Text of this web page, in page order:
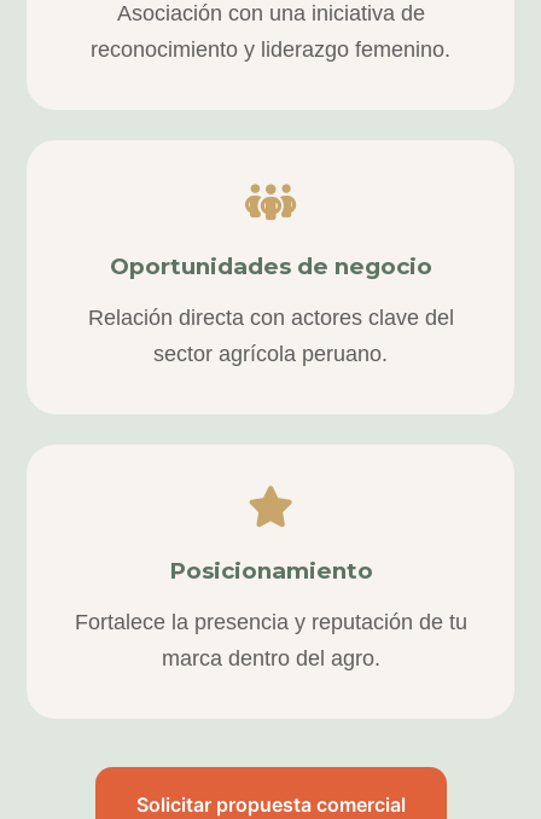
Asociación con una iniciativa de
reconocimiento y liderazgo femenino.
Oportunidades de negocio
Relación directa con actores clave del
sector agrícola peruano.
Posicionamiento
Fortalece la presencia y reputación de tu
marca dentro del agro.
Solicitar propuesta comercial